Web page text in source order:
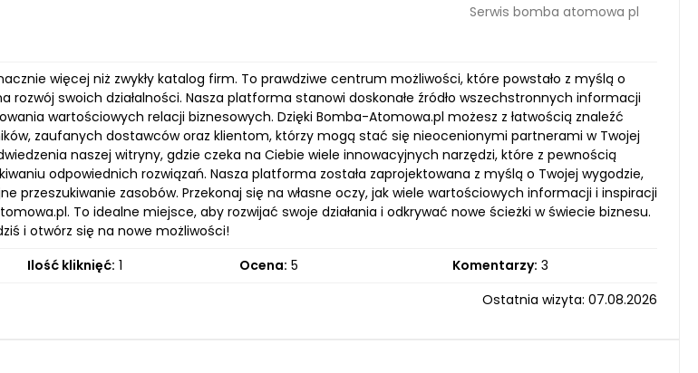
Serwis bomba atomowa pl
więcej niż zwykły katalog firm. To prawdziwe centrum możliwości, które powstało z myślą o
rozwój swoich działalności. Nasza platforma stanowi doskonałe źródło wszechstronnych informacji
wartościowych relacji biznesowych. Dzięki Bomba-Atomowa.pl możesz z łatwością znaleźć
zaufanych dostawców oraz klientom, którzy mogą stać się nieocenionymi partnerami w Twojej
naszej witryny, gdzie czeka na Ciebie wiele innowacyjnych narzędzi, które z pewnością
odpowiednich rozwiązań. Nasza platforma została zaprojektowana z myślą o Twojej wygodzie,
przeszukiwanie zasobów. Przekonaj się na własne oczy, jak wiele wartościowych informacji i inspiracji
To idealne miejsce, aby rozwijać swoje działania i odkrywać nowe ścieżki w świecie biznesu.
i otwórz się na nowe możliwości!
Ilość kliknięć: 1 Ocena: 5 Komentarzy: 3
Ostatnia wizyta: 07.08.2026